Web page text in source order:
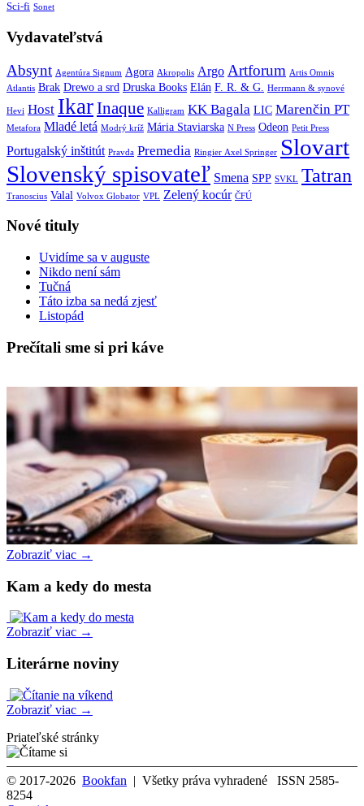
Sci-fi Sonet
Vydavateľstvá
Absynt Agentúra Signum Agora Akropolis Argo Artforum Artis Omnis
Atlantis Brak Drewo a srd Druska Books Elán F. R. & G. Herrmann & synové
Hevi Host IkarInaque Kalligram KK Bagala LIC Marenčin PT
Metafora Mladé letá Modrý kríž Mária Staviarska N Press Odeon Petit Press
Portugalský inštitút Pravda Premedia Ringier Axel Springer Slovart
Slovenský spisovateľ Smena SPP SVKL Tatran
Tranoscius Valal Volvox Globator VPL Zelený kocúr ČFÚ
Nové tituly
Uvidíme sa v auguste
Nikdo není sám
Tučná
Táto izba sa nedá zjesť
Listopád
Prečítali sme si pri káve
Zobraziť viac →
Kam a kedy do mesta
Zobraziť viac →
Literárne noviny
Zobraziť viac →
Priateľské stránky
© 2017-2026 Bookfan | Všetky práva vyhradené ISSN 2585-
8254